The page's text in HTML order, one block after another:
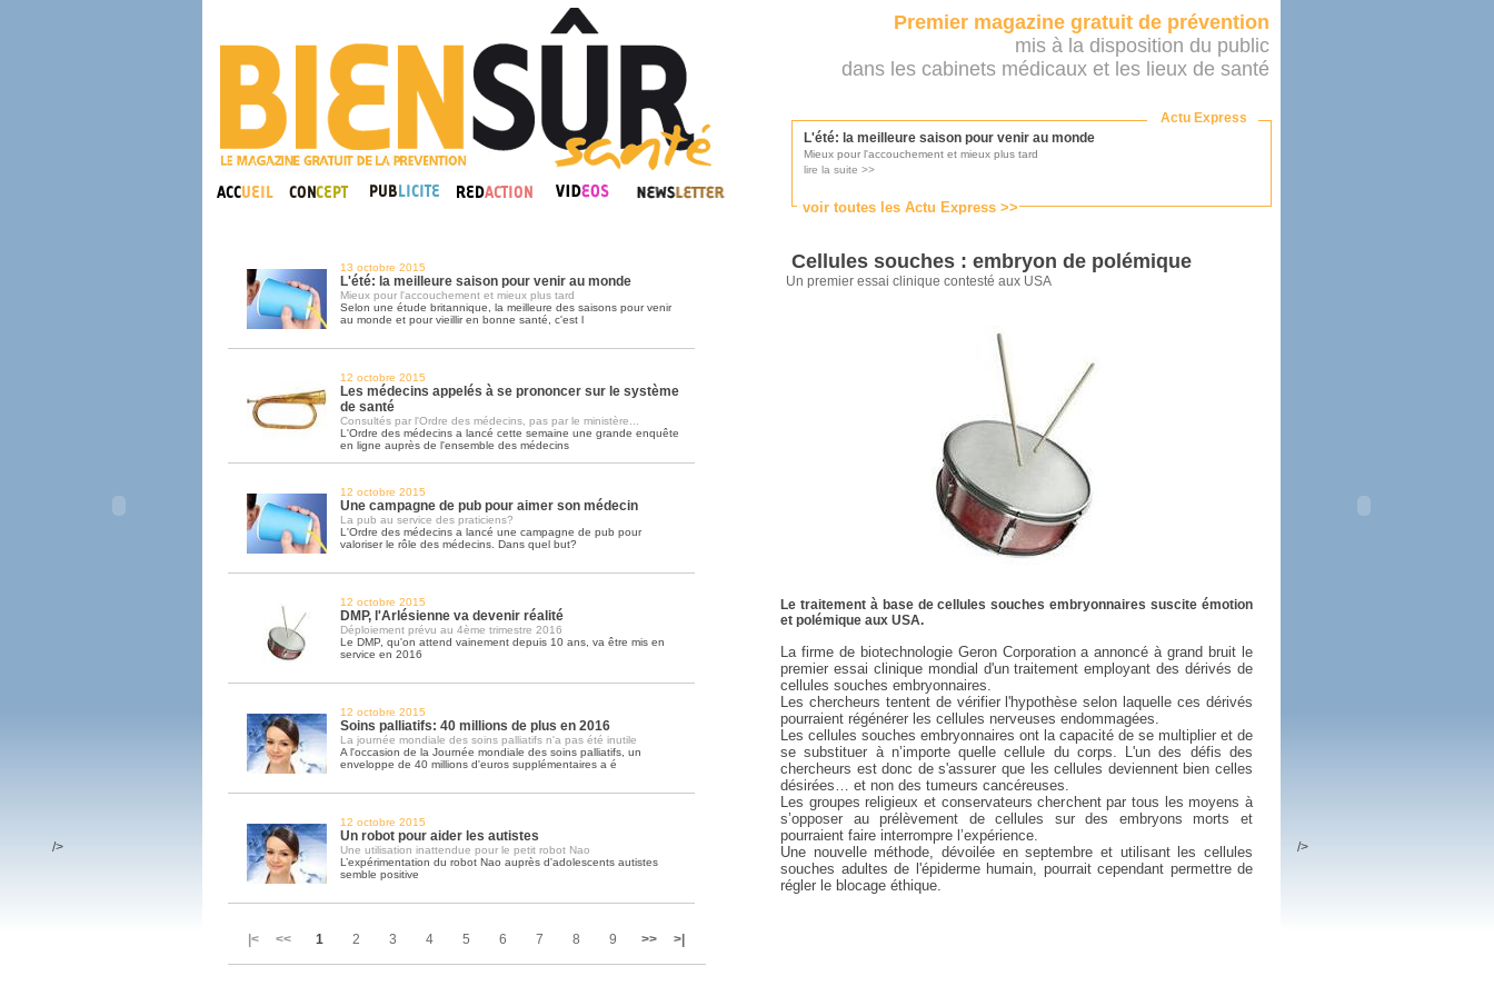
Premier magazine gratuit de prévention
mis à la disposition du public
dans les cabinets médicaux et les lieux de santé
Actu Express
voir toutes les Actu Express >>
L'été: la meilleure saison pour venir au monde
Mieux pour l'accouchement et mieux plus tard
lire la suite >>
Consultés par l'Ordre des médecins, pas par le ministère...
lire la suite >>
Une campagne de pub pour aimer son médecin
DMP, l'Arlésienne va devenir réalité
Déploiement prévu au 4ème trimestre 2016
Soins palliatifs: 40 millions de plus en 2016
La journée mondiale des soins palliatifs n'a pas été inutile
13 octobre 2015
L'été: la meilleure saison pour venir au monde
Mieux pour l'accouchement et mieux plus tard
Selon une étude britannique, la meilleure des saisons pour venir
au monde et pour vieillir en bonne santé, c'est l
12 octobre 2015
Les médecins appelés à se prononcer sur le système
de santé
Consultés par l'Ordre des médecins, pas par le ministère...
L'Ordre des médecins a lancé cette semaine une grande enquête
en ligne auprès de l'ensemble des médecins
12 octobre 2015
Une campagne de pub pour aimer son médecin
La pub au service des praticiens?
L'Ordre des médecins a lancé une campagne de pub pour
valoriser le rôle des médecins. Dans quel but?
12 octobre 2015
DMP, l'Arlésienne va devenir réalité
Déploiement prévu au 4ème trimestre 2016
Le DMP, qu'on attend vainement depuis 10 ans, va être mis en
service en 2016
12 octobre 2015
Soins palliatifs: 40 millions de plus en 2016
La journée mondiale des soins palliatifs n'a pas été inutile
A l'occasion de la Journée mondiale des soins palliatifs, un
enveloppe de 40 millions d'euros supplémentaires a é
12 octobre 2015
Un robot pour aider les autistes
Une utilisation inattendue pour le petit robot Nao
L’expérimentation du robot Nao auprès d'adolescents autistes
semble positive
|< << 1 2 3 4 5 6 7 8 9 >> >|
Cellules souches : embryon de polémique
Un premier essai clinique contesté aux USA
Le traitement à base de cellules souches embryonnaires suscite émotion
et polémique aux USA.
La firme de biotechnologie Geron Corporation a annoncé à grand bruit le
premier essai clinique mondial d'un traitement employant des dérivés de
cellules souches embryonnaires.
Les chercheurs tentent de vérifier l'hypothèse selon laquelle ces dérivés
pourraient régénérer les cellules nerveuses endommagées.
Les cellules souches embryonnaires ont la capacité de se multiplier et de
se substituer à n’importe quelle cellule du corps. L'un des défis des
chercheurs est donc de s'assurer que les cellules deviennent bien celles
désirées… et non des tumeurs cancéreuses.
Les groupes religieux et conservateurs cherchent par tous les moyens à
s’opposer au prélèvement de cellules sur des embryons morts et
pourraient faire interrompre l’expérience.
Une nouvelle méthode, dévoilée en septembre et utilisant les cellules
souches adultes de l'épiderme humain, pourrait cependant permettre de
régler le blocage éthique.
/> />